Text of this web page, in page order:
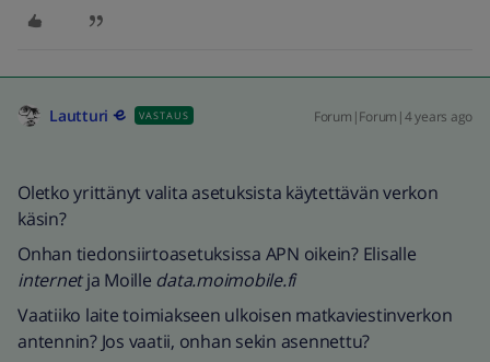
Lautturi VASTAUS Forum|Forum|4 years ago
Oletko yrittänyt valita asetuksista käytettävän verkon
käsin?
Onhan tiedonsiirtoasetuksissa APN oikein? Elisalle
internetja Moille data.moimobile.fi
Vaatiiko laite toimiakseen ulkoisen matkaviestinverkon
antennin? Jos vaatii, onhan sekin asennettu?